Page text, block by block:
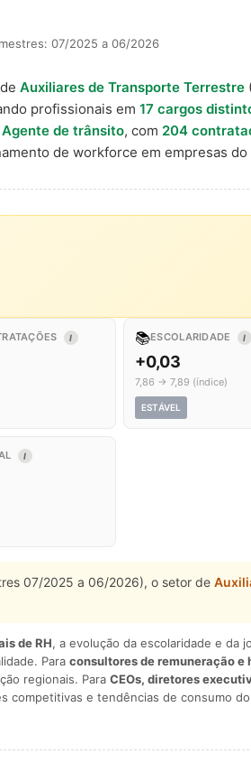
07/2025 a 06/2026
Auxiliares de Transporte Terrestre
profissionais em 17 cargos
Agente de trânsito, com 204
de workforce em empresas do
I 📚ESCOLARIDADE I
+0,03
7,86 → 7,89 (índice)
ESTÁVEL
I
07/2025 a 06/2026), o setor de
de RH, a evolução da escolaridade e da
Para consultores de remuneração e
regionais. Para CEOs, diretores
competitivas e tendências de consumo